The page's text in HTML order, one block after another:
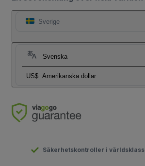
Sverige
Svenska
US$ Amerikanska dollar
Säkerhetskontroller i världsklass